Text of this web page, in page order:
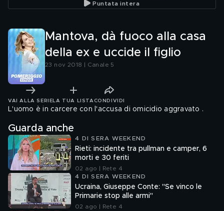
Puntata intera
Mantova, dà fuoco alla casa
della ex e uccide il figlio
23 nov 2018 | Canale 5
VAI ALLA SERIE LA TUA LISTA CONDIVIDI
L'uomo è in carcere con l'accusa di omicidio aggravato .
Guarda anche
4 DI SERA WEEKEND
Rieti: incidente tra pullman e camper, 6
morti e 30 feriti
02 ago | Rete 4
4 DI SERA WEEKEND
Ucraina, Giuseppe Conte: "Se vinco le
Primarie stop alle armi"
02 ago | Rete 4